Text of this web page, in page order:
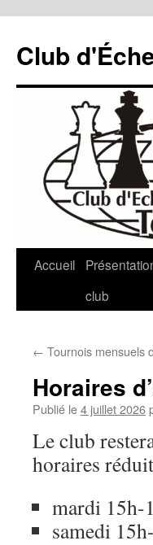
contenu
Club
Accueil
club
← Tournois mensuels
Horaires
Publié le4 juillet 2026
Le club
horaires
mardi 15h-
samedi